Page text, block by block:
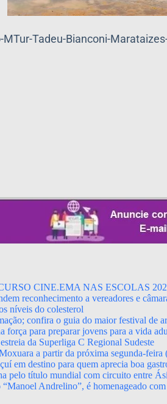
MTur-Tadeu-Bianconi-
CINE.EMA NAS ESCOLAS
reconhecimento a vereadores e
níveis do colesterol
confira o guia do maior festival de
força para preparar jovens para a vida
da Superliga C Regional Sudeste
a partir da próxima segunda-feira
em destino para quem aprecia boa
pelo título mundial com circuito entre
Andrelino”, é homenageado